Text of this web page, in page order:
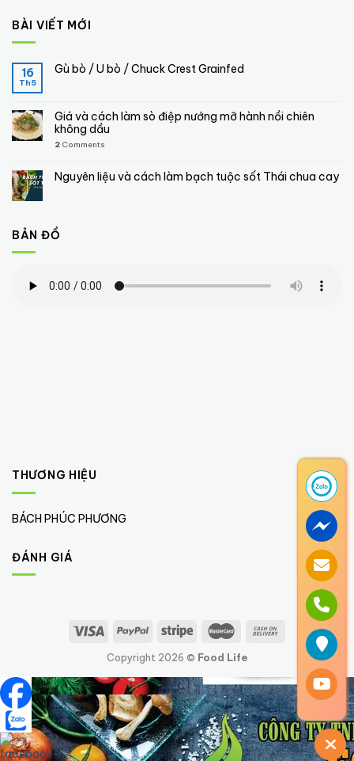
BÀI VIẾT MỚI
16
Th5
Gù bò / U bò / Chuck Crest Grainfed
Giá và cách làm sò điệp nướng mỡ hành nồi chiên
không dầu
2 Comments
Nguyên liệu và cách làm bạch tuộc sốt Thái chua cay
BẢN ĐỒ
THƯƠNG HIỆU
BÁCH PHÚC PHƯƠNG (1)
ĐÁNH GIÁ
Copyright 2026 © Food Life